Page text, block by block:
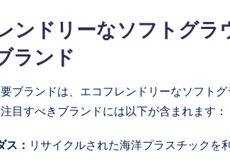
ンドリーなソフトグラ
ランド
ブランドは、エコフレンドリーなソフト
目すべきブランドには以下が含まれます：
ス： リサイクルされた海洋プラスチックを